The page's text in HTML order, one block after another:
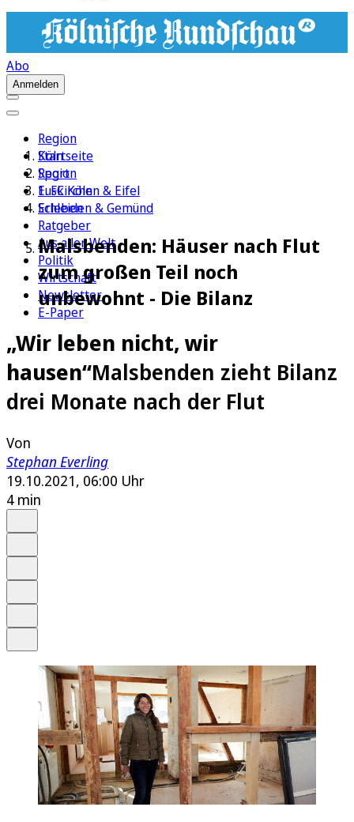
Abo
Anmelden
Region
Köln
Sport
1. FC Köln
Erleben
Ratgeber
Aus aller Welt
Politik
Wirtschaft
Newsletter
E-Paper
Startseite
Region
Euskirchen & Eifel
Schleiden & Gemünd
Malsbenden: Häuser nach Flut
zum großen Teil noch
unbewohnt - Die Bilanz
„Wir leben nicht, wir
hausen“Malsbenden zieht Bilanz
drei Monate nach der Flut
Von
Stephan Everling
19.10.2021, 06:00 Uhr
4 min